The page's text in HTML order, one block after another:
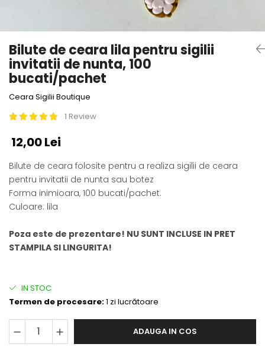
Bilute de ceara lila pentru sigilii
invitatii de nunta, 100
bucati/pachet
Ceara Sigilii Boutique
1 Review
12,00 Lei
Bilute de ceara folosite pentru a realiza sigilii de ceara
pentru invitatii de nunta sau botez
Forma inimioara, 100 bucati/pachet.
Culoare: lila
Poza este de prezentare! NU SUNT INCLUSE IN PRET
STAMPILA SI LINGURITA!
IN STOC
Termen de procesare:1 zi lucrătoare
ADAUGA IN COS